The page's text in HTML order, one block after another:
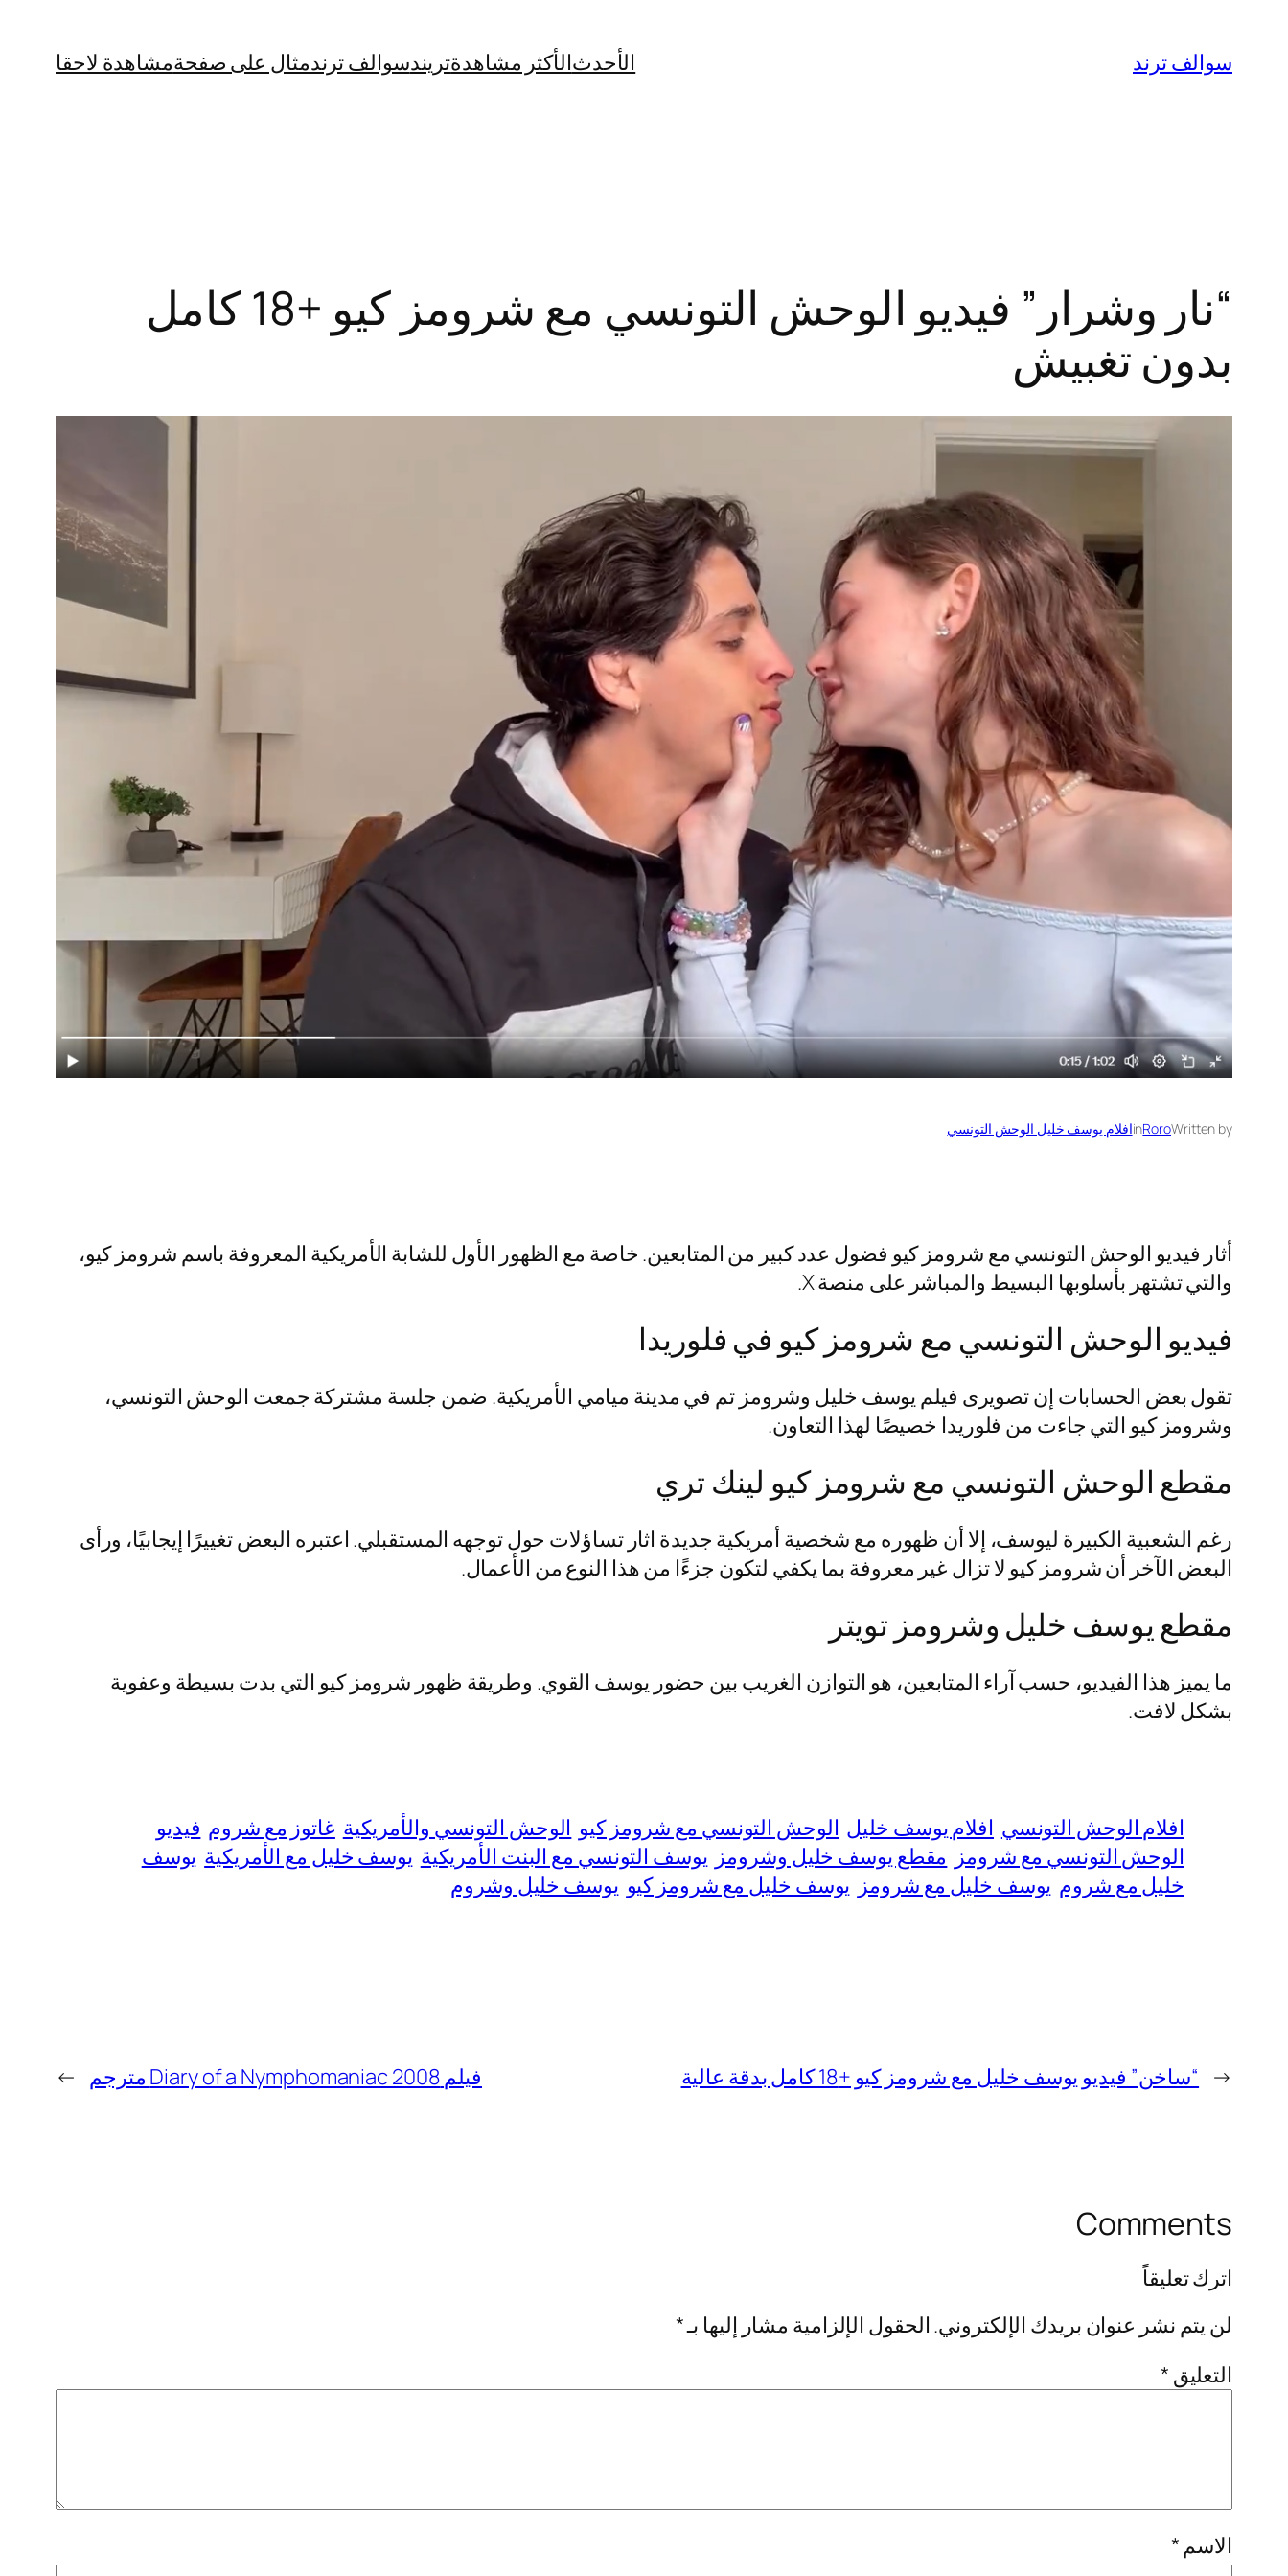
المحتوى
سوالف ترند الأحدثالأكثر مشاهدةتريندسوالف ترندمثال على صفحةمشاهدة لاحقا
“نار وشرار” فيديو الوحش التونسي مع شرومز كيو +18 كامل
بدون تغبيش
Written by
Roro
inافلام يوسف خليل الوحش التونسي
أثار فيديو الوحش التونسي مع شرومز كيو فضول عدد كبير من المتابعين. خاصة مع الظهور الأول للشابة الأمريكية المعروفة باسم شرومز كيو،
والتي تشتهر بأسلوبها البسيط والمباشر على منصة X.
فيديو الوحش التونسي مع شرومز كيو في فلوريدا
تقول بعض الحسابات إن تصويرى فيلم يوسف خليل وشرومز تم في مدينة ميامي الأمريكية. ضمن جلسة مشتركة جمعت الوحش التونسي،
وشرومز كيو التي جاءت من فلوريدا خصيصًا لهذا التعاون.
مقطع الوحش التونسي مع شرومز كيو لينك تري
رغم الشعبية الكبيرة ليوسف، إلا أن ظهوره مع شخصية أمريكية جديدة اثار تساؤلات حول توجهه المستقبلي. اعتبره البعض تغييرًا إيجابيًا، ورأى
البعض الآخر أن شرومز كيو لا تزال غير معروفة بما يكفي لتكون جزءًا من هذا النوع من الأعمال.
مقطع يوسف خليل وشرومز تويتر
ما يميز هذا الفيديو، حسب آراء المتابعين، هو التوازن الغريب بين حضور يوسف القوي. وطريقة ظهور شرومز كيو التي بدت بسيطة وعفوية
بشكل لافت.
افلام الوحش التونسي افلام يوسف خليل الوحش التونسي مع شرومز كيو الوحش التونسي والأمريكية غاتوز مع شروم فيديو
الوحش التونسي مع شرومز مقطع يوسف خليل وشرومز يوسف التونسي مع البنت الأمريكية يوسف خليل مع الأمريكية يوسف
خليل مع شروم يوسف خليل مع شرومز يوسف خليل مع شرومز كيو يوسف خليل وشروم
← “ساخن” فيديو يوسف خليل مع شرومز كيو +18 كامل بدقة عالية فيلم Diary of a Nymphomaniac 2008 مترجم →
Comments
اترك تعليقاً
لن يتم نشر عنوان بريدك الإلكتروني. الحقول الإلزامية مشار إليها بـ*
التعليق *
الاسم *